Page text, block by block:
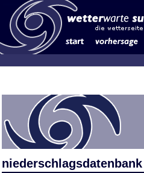
niederschlagsdatenbank